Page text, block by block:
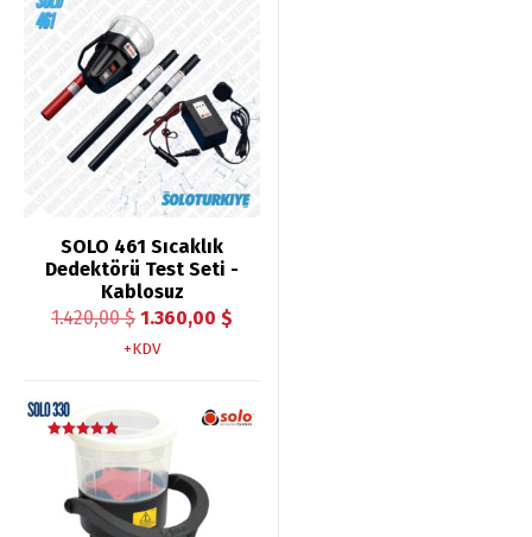
SOLO 461 Sıcaklık
Dedektörü Test Seti -
Kablosuz
1.420,00$ Orijinal
fiyat:
1.360,00 $
1.360,00 $.
+KDV
İndirim!
5 üzerinden